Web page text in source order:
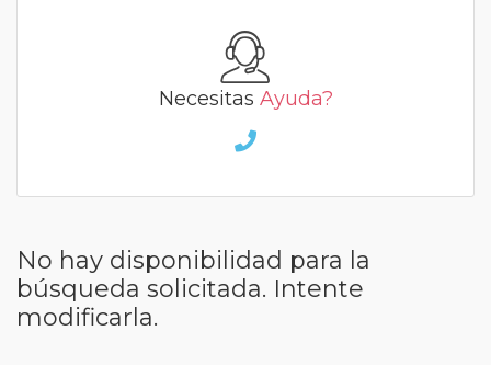
Necesitas Ayuda?
No hay disponibilidad para la
búsqueda solicitada. Intente
modificarla.